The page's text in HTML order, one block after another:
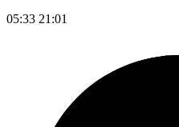
05:33 21:01